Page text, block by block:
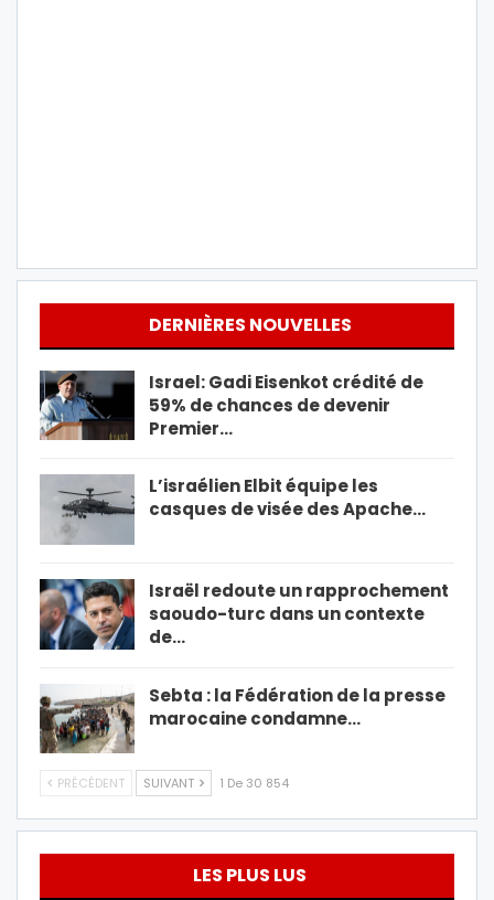
DERNIÈRES NOUVELLES
Israel: Gadi Eisenkot crédité de
59% de chances de devenir
Premier…
L’israélien Elbit équipe les
casques de visée des Apache…
Israël redoute un rapprochement
saoudo-turc dans un contexte
de…
Sebta : la Fédération de la presse
marocaine condamne…
PRÉCÉDENT SUIVANT 1 De 30 854
LES PLUS LUS